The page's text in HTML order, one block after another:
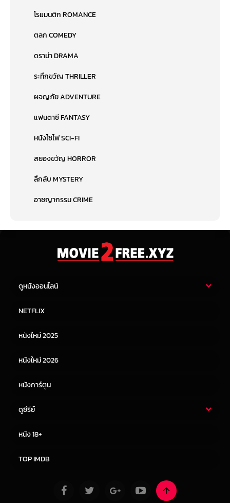
โรแมนติก ROMANCE
ตลก COMEDY
ดราม่า DRAMA
ระทึกขวัญ THRILLER
ผจญภัย ADVENTURE
แฟนตาซี FANTASY
หนังไซไฟ SCI-FI
สยองขวัญ HORROR
ลึกลับ MYSTERY
อาชญากรรม CRIME
ดูหนังออนไลน์
หนังจีน
NETFLIX
หนังใหม่ 2025
หนังใหม่ 2026
หนังการ์ตูน
ดูซีรีย์
หนัง 18+
TOP IMDB